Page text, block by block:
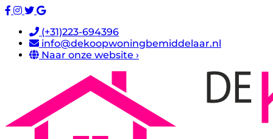
(+31)223-694396
info@dekoopwoningbemiddelaar.nl
Naar onze website ›